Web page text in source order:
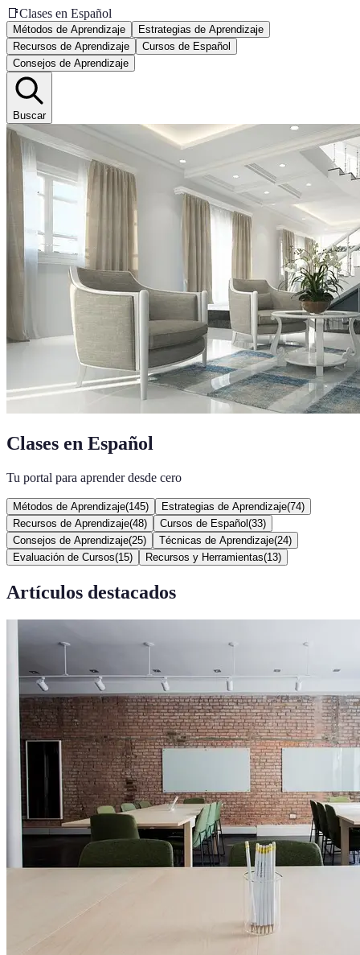
📑Clases en Español
Métodos de Aprendizaje
Estrategias de Aprendizaje
Recursos de Aprendizaje
Cursos de Español
Consejos de Aprendizaje
Buscar
Clases en Español
Tu portal para aprender desde cero
Métodos de Aprendizaje(145) Estrategias de Aprendizaje(74)
Recursos de Aprendizaje(48) Cursos de Español (33)
Consejos de Aprendizaje(25) Técnicas de Aprendizaje(24)
Evaluación de Cursos(15) Recursos y Herramientas(13)
Artículos destacados